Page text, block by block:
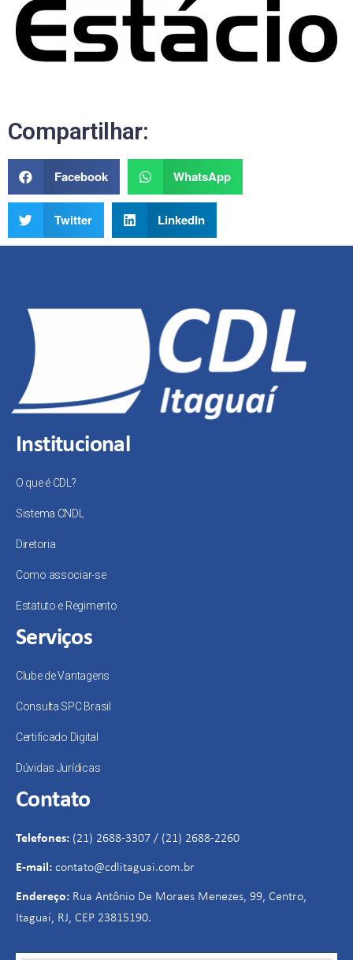
Compartilhar:
Facebook WhatsApp
Twitter LinkedIn
Institucional
O que é CDL?
Sistema CNDL
Diretoria
Como associar-se
Estatuto e Regimento
Serviços
Clube de Vantagens
Consulta SPC Brasil
Certificado Digital
Dúvidas Jurídicas
Contato
Telefones: (21) 2688-3307 / (21) 2688-2260
E-mail: contato@cdlitaguai.com.br
Endereço: Rua Antônio De Moraes Menezes, 99, Centro,
Itaguaí, RJ, CEP 23815190.